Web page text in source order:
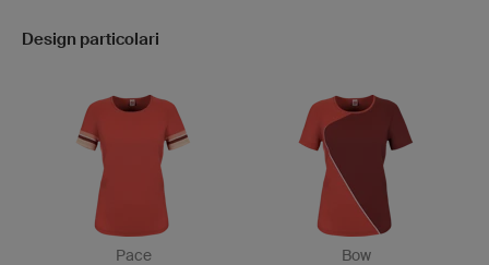
Design particolari
Pace Bow